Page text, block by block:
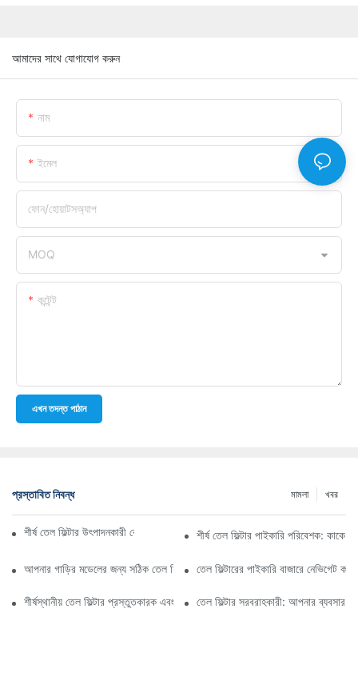
আমাদের সাথে যোগাযোগ করুন
নাম
ইমেল
ফোন/হোয়াটসঅ্যাপ
MOQ
কন্টেন্ট
এখন তদন্ত পাঠান
প্রস্তাবিত নিবন্ধ খবর
মামলা
শীর্ষ তেল ফিল্টার উৎপাদনকারী কোম্পানি: একটি বিস্তৃত সারসংক্ষেপশীর্ষ তেল ফিল্টার পাইকারি পরিবেশক: কাকে
আপনার গাড়ির মডেলের জন্য সঠিক তেল ফিল্টার নির্বাচন করা: মূল বিবেচ্য বিষয়গুলি
তেল ফিল্টারের পাইকারি বাজারে নেভিগেট
শীর্ষস্থানীয় তেল ফিল্টার প্রস্তুতকারক এবং তাদের উদ্ভাবনের উপর স্পটলাইট
তেল ফিল্টার সরবরাহকারী: আপনার ব্যবসার